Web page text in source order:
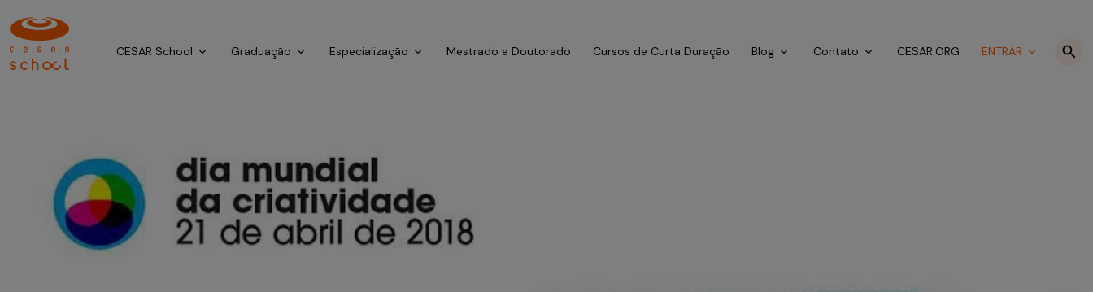
CESAR School Graduação Especialização Mestrado e Doutorado Cursos de Curta Duração Blog Contato CESAR.ORG ENTRAR